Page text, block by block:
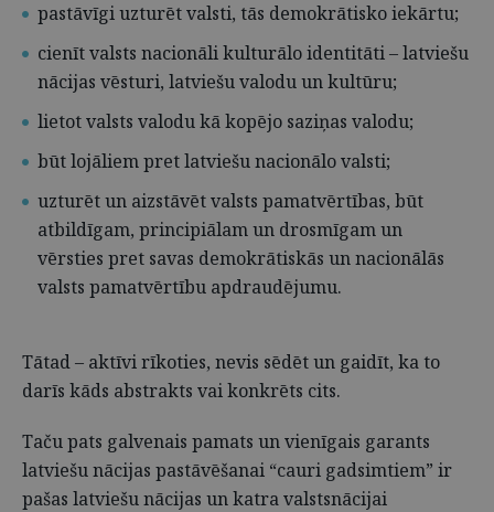
pastāvīgi uzturēt valsti, tās demokrātisko iekārtu;
cienīt valsts nacionāli kulturālo identitāti – latviešu
nācijas vēsturi, latviešu valodu un kultūru;
lietot valsts valodu kā kopējo saziņas valodu;
būt lojāliem pret latviešu nacionālo valsti;
uzturēt un aizstāvēt valsts pamatvērtības, būt
atbildīgam, principiālam un drosmīgam un
vērsties pret savas demokrātiskās un nacionālās
valsts pamatvērtību apdraudējumu.
Tātad – aktīvi rīkoties, nevis sēdēt un gaidīt, ka to
darīs kāds abstrakts vai konkrēts cits.
Taču pats galvenais pamats un vienīgais garants
latviešu nācijas pastāvēšanai “cauri gadsimtiem” ir
pašas latviešu nācijas un katra valstsnācijai